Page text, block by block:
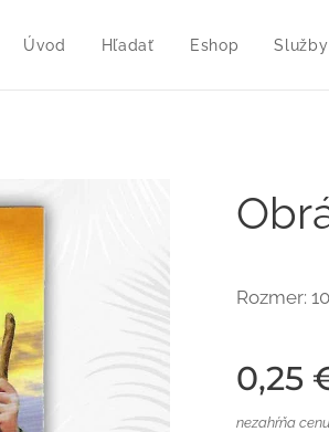
Úvod Hľadať Eshop Služby
Rozmer:
0,25
nezahŕňa